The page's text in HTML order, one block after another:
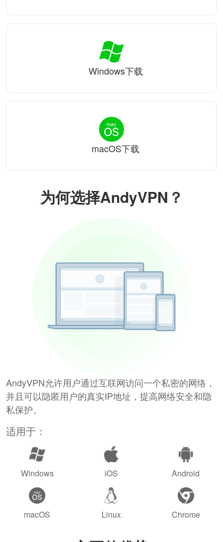
为何选择AndyVPN？
AndyVPN允许用户通过互联网访问一个私密的网络，
并且可以隐匿用户的真实IP地址，提高网络安全和隐
私保护。
适用于：
Windows iOS Android
macOS Linux Chrome
Windows下载
macOS下载